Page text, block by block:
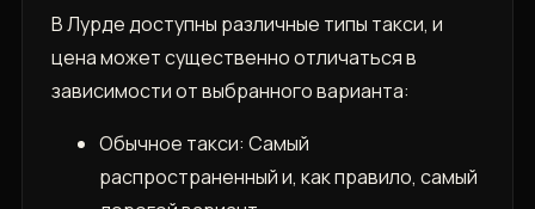
В Лурде доступны различные типы такси, и
цена может существенно отличаться в
зависимости от выбранного варианта:
Обычное такси: Самый
распространенный и, как правило, самый